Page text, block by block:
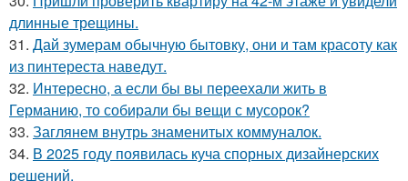
длинные трещины.
31. Дай зумерам обычную бытовку, они и там красоту как
из пинтереста наведут.
32. Интересно, а если бы вы переехали жить в
Германию, то собирали бы вещи с мусорок?
33. Заглянем внутрь знаменитых коммуналок.
34. В 2025 году появилась куча спорных дизайнерских
решений.